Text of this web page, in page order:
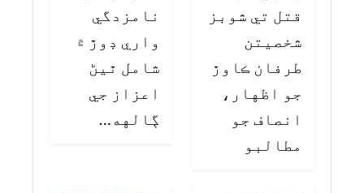
قتل تي شوبز
شخصيتن
طرفان ڪاوڙ
جو اظهار،
انصاف جو
مطالبو
نامزدگي
واري ڊوڙ ۾
شامل ٿيڻ
اعزاز جي
ڳالهه…